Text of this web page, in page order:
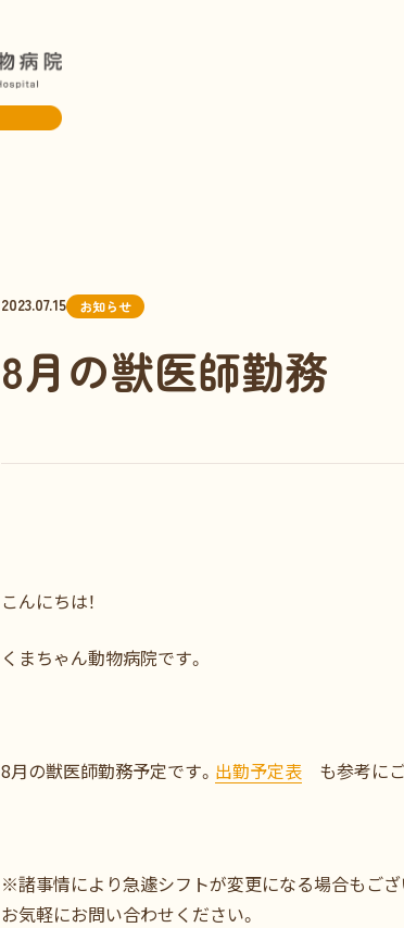
2023.07.15 お知らせ
8月の獣医師勤務
こんにちは！
くまちゃん動物病院です。
8月の獣医師勤務予定です。 出勤予定表 も参考に
※諸事情により急遽シフトが変更になる場合もござ
お気軽にお問い合わせください。